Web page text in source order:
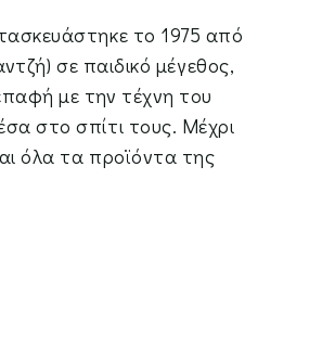
το 1975 από
σε παιδικό μέγεθος,
με την τέχνη του
στο σπίτι τους. Μέχρι
όλα τα προϊόντα της